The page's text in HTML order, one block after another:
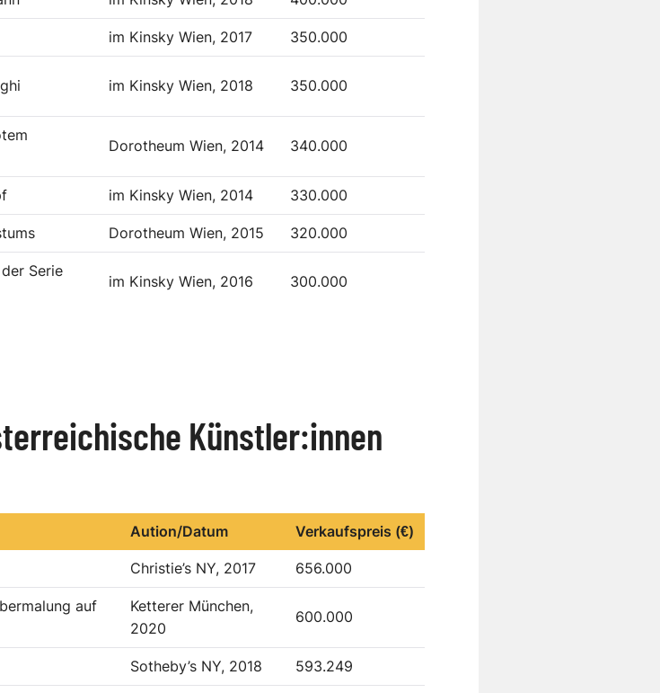
im Kinsky Wien, 2017 350.000
im Kinsky Wien, 2018 350.000
Dorotheum Wien, 2014 340.000
im Kinsky Wien, 2014 330.000
Dorotheum Wien, 2015 320.000
Serie
im Kinsky Wien, 2016 300.000
Künstler:innen
Aution/Datum Verkaufspreis (€)
Christie’s NY, 2017 656.000
auf
Ketterer München,
2020
600.000
Sotheby’s NY, 2018 593.249